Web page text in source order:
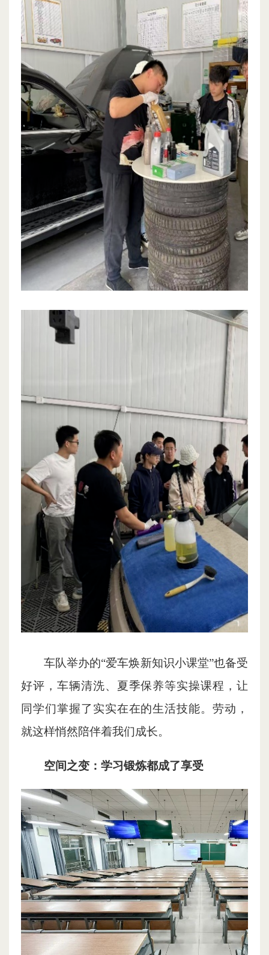
车队举办的“爱车焕新知识小课堂”也备受
好评，车辆清洗、夏季保养等实操课程，让
同学们掌握了实实在在的生活技能。劳动，
就这样悄然陪伴着我们成长。
空间之变：学习锻炼都成了享受